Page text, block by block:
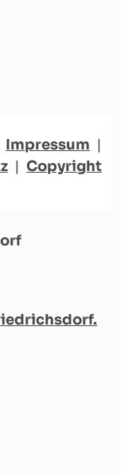
Impressum |
| Copyright